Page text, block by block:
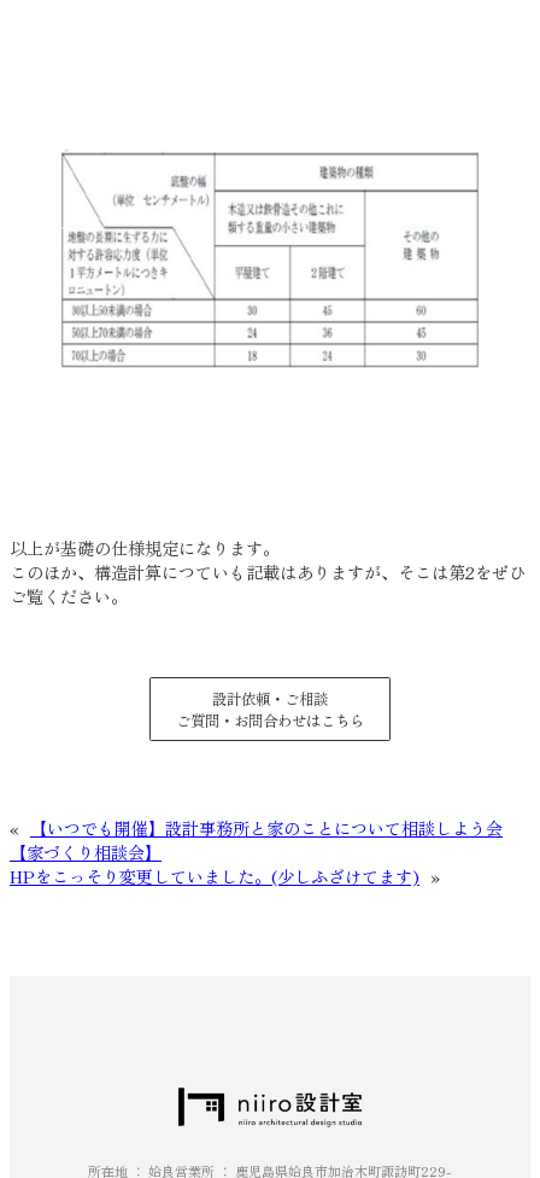
以上が基礎の仕様規定になります。
このほか、構造計算につていも記載はありますが、そこは第2をぜひ
ご覧ください。
設計依頼・ご相談
ご質問・お問合わせはこちら
«
【いつでも開催】設計事務所と家のことについて相談しよう会
【家づくり相談会】
HPをこっそり変更していました。(少しふざけてます) »
所在地 ： 姶良営業所 ： 鹿児島県姶良市加治木町諏訪町229-